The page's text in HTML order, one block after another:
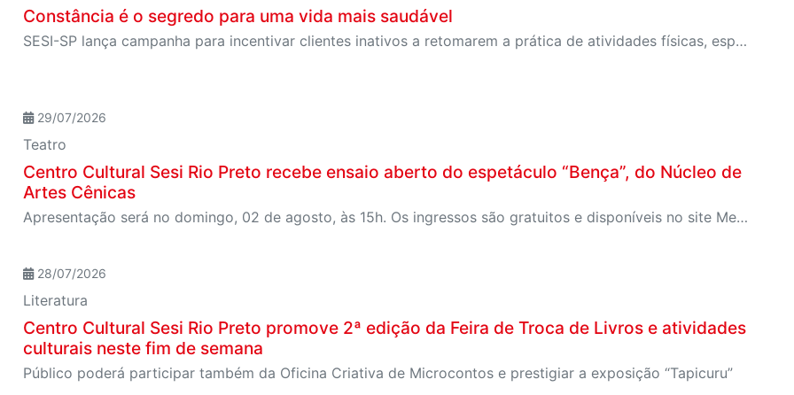
Constância é o segredo para uma vida mais saudável
SESI-SP lança campanha para incentivar clientes inativos a retomarem a prática de atividades físicas, esporte e lazer com benefícios exclusivos
29/07/2026
Teatro
Centro Cultural Sesi Rio Preto recebe ensaio aberto do espetáculo “Bença”, do Núcleo de
Artes Cênicas
Apresentação será no domingo, 02 de agosto, às 15h. Os ingressos são gratuitos e disponíveis no site Meu Sesi
28/07/2026
Literatura
Centro Cultural Sesi Rio Preto promove 2ª edição da Feira de Troca de Livros e atividades
culturais neste fim de semana
Público poderá participar também da Oficina Criativa de Microcontos e prestigiar a exposição “Tapicuru”